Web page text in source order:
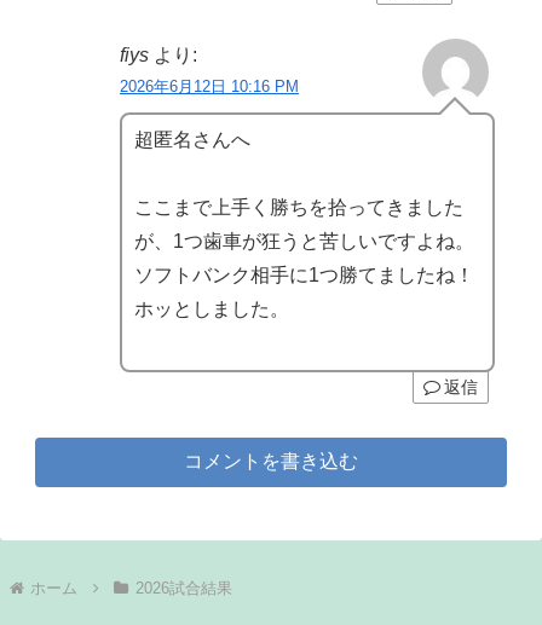
fiys より:
2026年6月12日 10:16 PM
超匿名さんへ
ここまで上手く勝ちを拾ってきました
が、1つ歯車が狂うと苦しいですよね。
ソフトバンク相手に1つ勝てましたね！
ホッとしました。
返信
コメントを書き込む
ホーム 2026試合結果